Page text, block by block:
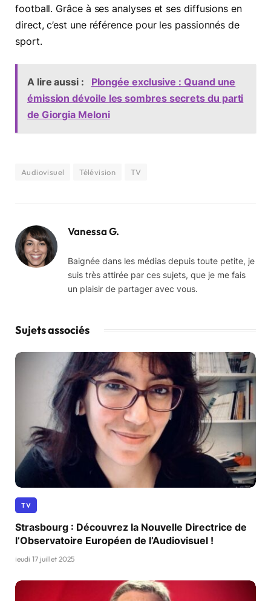
football. Grâce à ses analyses et ses diffusions en
direct, c’est une référence pour les passionnés de
sport.
A lire aussi :
Plongée exclusive : Quand une
émission dévoile les sombres secrets du parti
de Giorgia Meloni
Audiovisuel Télévision TV
Vanessa G.
Baignée dans les médias depuis toute petite, je
suis très attirée par ces sujets, que je me fais
un plaisir de partager avec vous.
Sujets associés
TV
Strasbourg : Découvrez la Nouvelle Directrice de
l’Observatoire Européen de l’Audiovisuel !
jeudi 17 juillet 2025